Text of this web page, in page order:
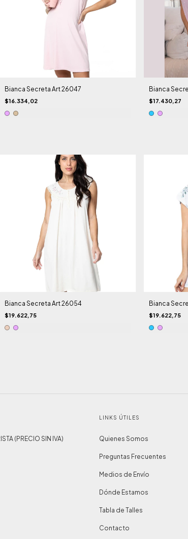
Bianca Secreta Art 26047
$16.334,02
Bianca
$17.430,27
Bianca Secreta Art 26054
$19.622,75
Bianca
$19.622,75
(PRECIO SIN IVA)
LINKS ÚTILES
Quienes Somos
Preguntas Frecuentes
Medios de Envío
Dónde Estamos
Tabla de Talles
Contacto